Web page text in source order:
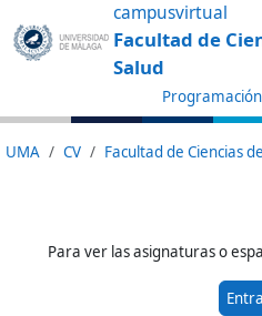
Saltar al contenido principal
campusvirtual
Facultad de
Salud
UMA CV Facultad de Ciencias
Para ver las asignaturas o